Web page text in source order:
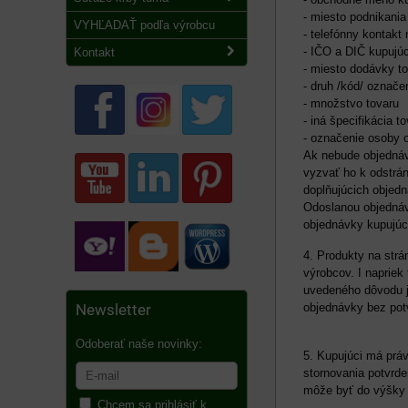
- miesto
- telefónny kontakt
- IČO a DIČ
- miesto dodávky
- druh /kód/
- množstvo tovaru
- iná špecifikácia
- označenie osoby
Ak nebude
vyzvať ho k
doplňujúcich
Odoslanou
4. Produkty na
výrobcov. I
uvedeného
objednávky
5. Kupujúci má
stornovania
môže byť do
VYHĽADAŤ podľa výrobcu
Kontakt
Newsletter
Odoberať naše novinky:
Chcem sa prihlásiť k